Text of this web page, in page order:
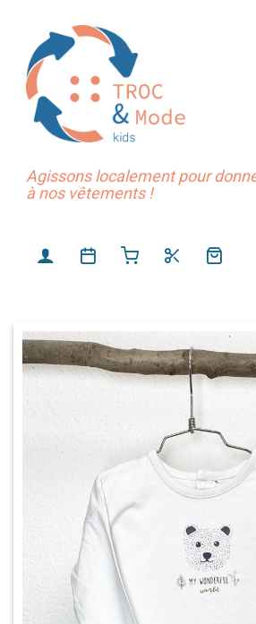
Agissons localement pour
à nos vêtements !